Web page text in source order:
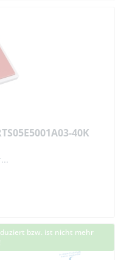
40K
bzw. ist nicht mehr